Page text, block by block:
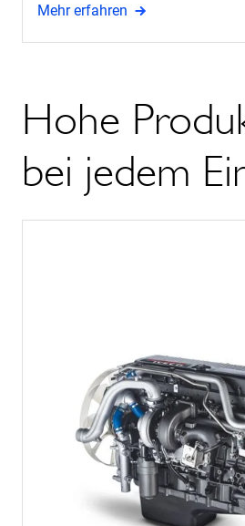
Mehr erfahren
Hohe
bei jedem